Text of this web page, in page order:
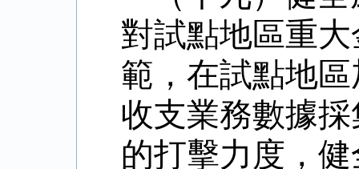
對試點地區重
範，在試點地
收支業務數據
的打擊力度，